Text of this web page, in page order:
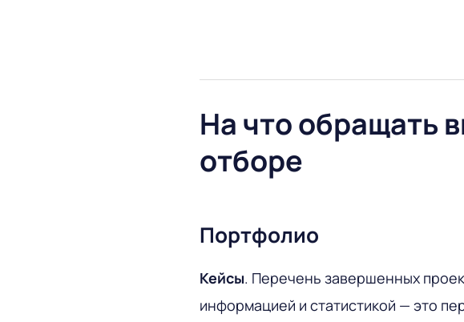
На что обращать
отборе
Портфолио
Кейсы. Перечень завершенных
информацией и статистикой — это